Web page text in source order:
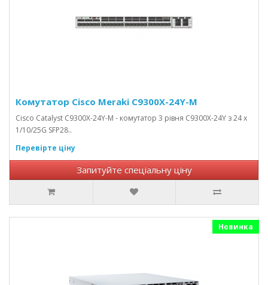
Комутатор Cisco Meraki C9300X-24Y-M
Cisco Catalyst C9300X-24Y-M - комутатор 3 рівня C9300X-24Y з 24 x
1/10/25G SFP28..
Перевірте ціну
Запитуйте спеціальну ціну
Новинка